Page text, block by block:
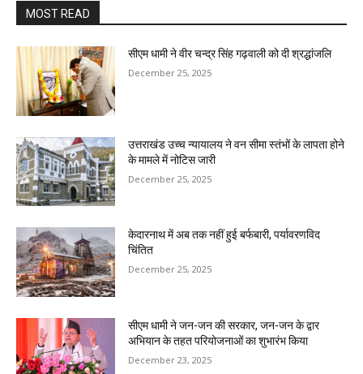
MOST READ
सीएम धामी ने वीर चन्द्र सिंह गढ़वाली को दी श्रद्धांजलि
December 25, 2025
उत्तराखंड उच्च न्यायालय ने वन सीमा स्तंभों के लापता होने
के मामले में नोटिस जारी
December 25, 2025
केदारनाथ में अब तक नहीं हुई बर्फबारी, पर्यावरणविद
चिंतित
December 25, 2025
सीएम धामी ने जन-जन की सरकार, जन-जन के द्वार
अभियान के तहत परियोजनाओं का शुभारंभ किया
December 23, 2025